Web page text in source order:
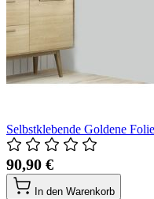
Selbstklebende Goldene
90,90 €
In den Warenkorb